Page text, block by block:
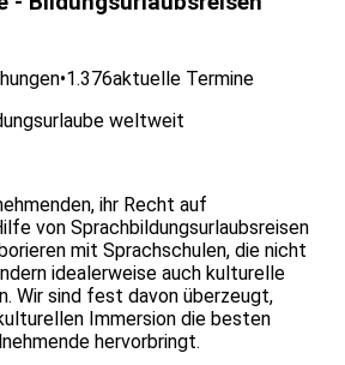
•1.376aktuelle Termine
weltweit
ihr Recht auf
von Sprachbildungsurlaubsreisen
mit Sprachschulen, die nicht
idealerweise auch kulturelle
Wir sind fest davon überzeugt,
Immersion die besten
hervorbringt.